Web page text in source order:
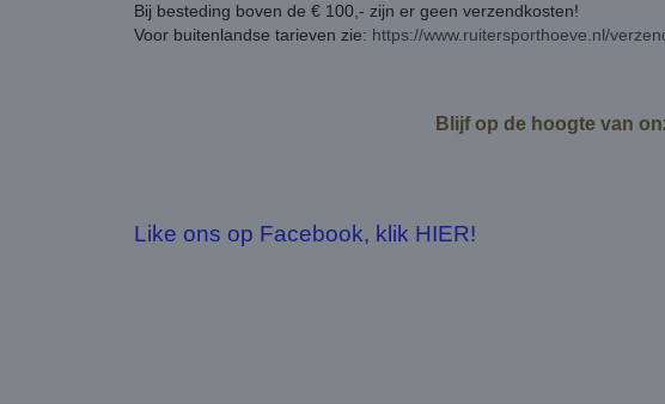
Bij besteding boven de € 100,- zijn er geen verzendkosten!
Voor buitenlandse tarieven zie: https://www.ruitersporthoeve.nl/
Blijf op de hoogte van
Like ons op Facebook, klik HIER!